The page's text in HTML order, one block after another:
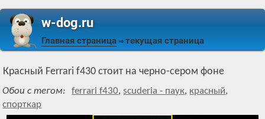
w-dog.ru
Главная страница ⇒ текущая страница
Красный Ferrari f430 стоит на черно-сером фоне
Обои с тегом: ferrari f430, scuderia - паук, красный,
спорткар